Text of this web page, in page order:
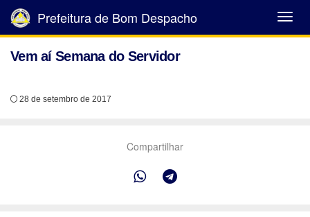
Abrir
Menu
Prefeitura de Bom Despacho
Vem aí Semana do Servidor
28 de setembro de 2017
Compartilhar